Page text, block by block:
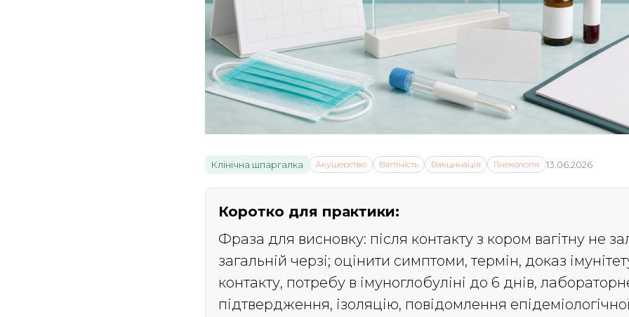
Клінічна шпаргалка Акушерство Вагітність Вакцинація Гінекологія 13.06.2026
Коротко для практики:
Фраза для висновку: після контакту з кором вагітну не
загальній черзі; оцінити симптоми, термін, доказ
контакту, потребу в імуноглобуліні до 6 днів,
підтвердження, ізоляцію, повідомлення